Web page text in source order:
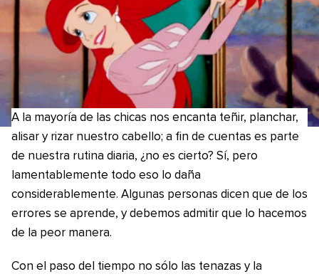
A la mayoría de las chicas nos encanta teñir, planchar,
alisar y rizar nuestro cabello; a fin de cuentas es parte
de nuestra rutina diaria, ¿no es cierto? Sí, pero
lamentablemente todo eso lo daña
considerablemente. Algunas personas dicen que de los
errores se aprende, y debemos admitir que lo hacemos
de la peor manera.
Con el paso del tiempo no sólo las tenazas y la